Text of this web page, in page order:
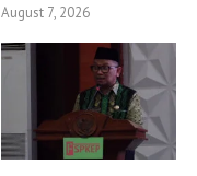
August 7, 2026